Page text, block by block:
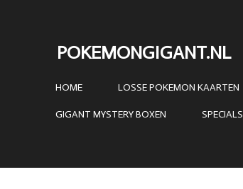
hoofdinhoud
POKEMONGIGANT.NL
HOME LOSSE POKEMON KAARTEN
GIGANT MYSTERY BOXEN SPECIALS